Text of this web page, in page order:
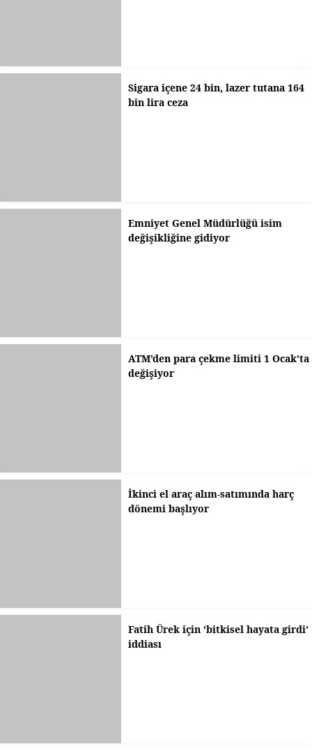
Sigara içene 24 bin, lazer tutana 164
bin lira ceza
Emniyet Genel Müdürlüğü isim
değişikliğine gidiyor
ATM’den para çekme limiti 1 Ocak’ta
değişiyor
İkinci el araç alım-satımında harç
dönemi başlıyor
Fatih Ürek için ‘bitkisel hayata girdi’
iddiası